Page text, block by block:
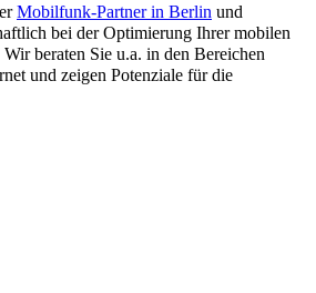
Mobilfunk-Partner in Berlin und
bei der Optimierung Ihrer mobilen
beraten Sie u.a. in den Bereichen
und zeigen Potenziale für die